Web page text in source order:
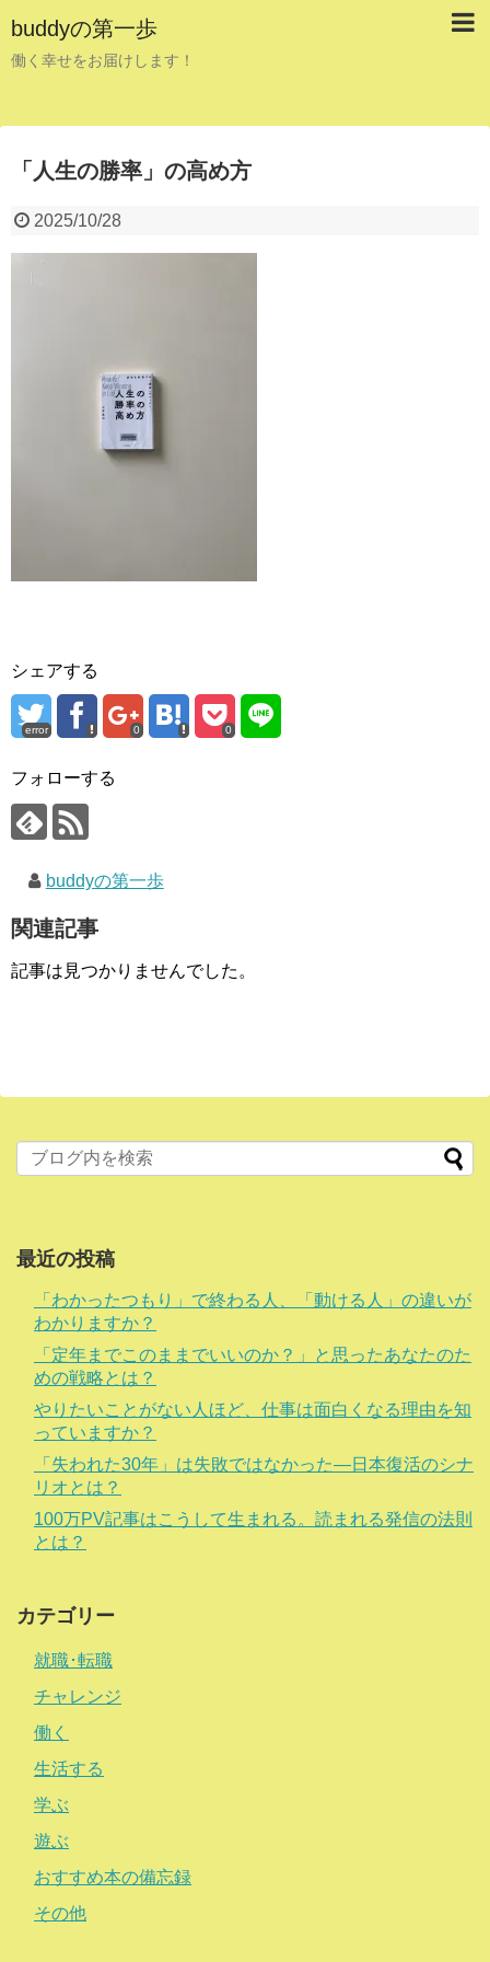
buddyの第一歩
働く幸せをお届けします！
「人生の勝率」の高め方
2025/10/28
シェアする
error 0 0
フォローする
buddyの第一歩
関連記事
記事は見つかりませんでした。
最近の投稿
「わかったつもり」で終わる人、「動ける人」の違いが
わかりますか？
「定年までこのままでいいのか？」と思ったあなたのた
めの戦略とは？
やりたいことがない人ほど、仕事は面白くなる理由を知
っていますか？
「失われた30年」は失敗ではなかった―日本復活のシナ
リオとは？
100万PV記事はこうして生まれる。読まれる発信の法則
とは？
カテゴリー
就職･転職
チャレンジ
働く
生活する
学ぶ
遊ぶ
おすすめ本の備忘録
その他